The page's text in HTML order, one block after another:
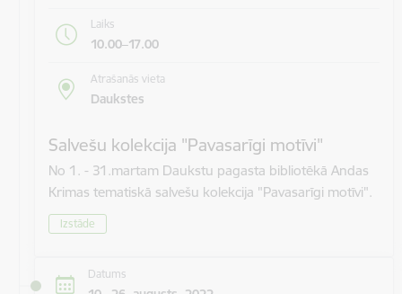
Laiks
10.00–17.00
Atrašanās vieta
Daukstes
Salvešu kolekcija "Pavasarīgi motīvi"
No 1. - 31.martam Daukstu pagasta bibliotēkā Andas
Krimas tematiskā salvešu kolekcija "Pavasarīgi motīvi".
Izstāde
Datums